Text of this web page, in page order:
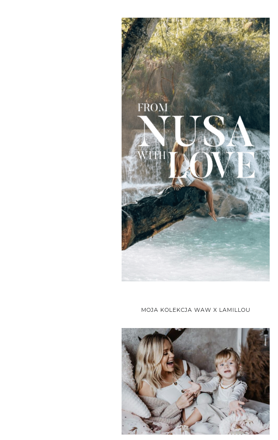
MOJA KOLEKCJA WAW X LAMILLOU